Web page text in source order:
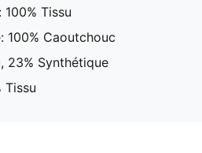
100% Tissu
100% Caoutchouc
23% Synthétique
Tissu